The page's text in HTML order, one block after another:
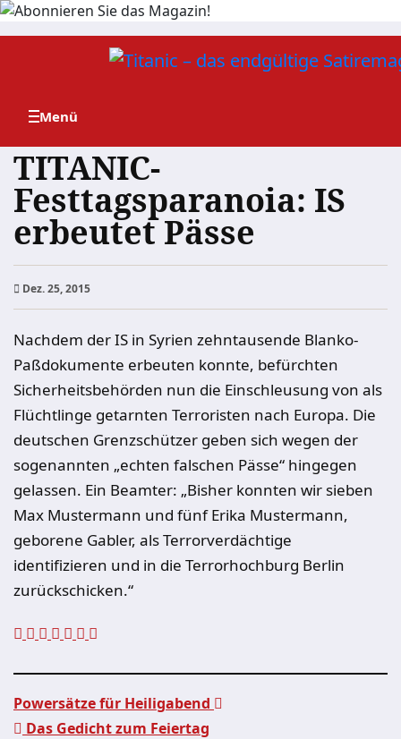
Zum
TITANIC-
Festtagsparanoia: IS
erbeutet Pässe
Dez. 25, 2015
Nachdem der IS in Syrien zehntausende Blanko-
Paßdokumente erbeuten konnte, befürchten
Sicherheitsbehörden nun die Einschleusung von als
Flüchtlinge getarnten Terroristen nach Europa. Die
deutschen Grenzschützer geben sich wegen der
sogenannten „echten falschen Pässe“ hingegen
gelassen. Ein Beamter: „Bisher konnten wir sieben
Max Mustermann und fünf Erika Mustermann,
geborene Gabler, als Terrorverdächtige
identifizieren und in die Terrorhochburg Berlin
zurückschicken.“
Powersätze für Heiligabend
Das Gedicht zum Feiertag